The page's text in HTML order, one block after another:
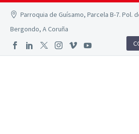
Parroquia de Guísamo, Parcela B-7. Pol.
Bergondo, A Coruña